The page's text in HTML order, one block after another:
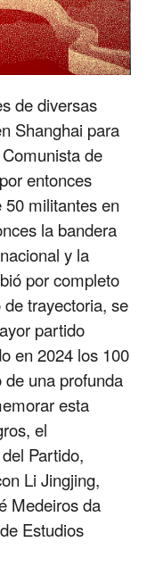
de diversas
Shanghai para
de
entonces
militantes en
la bandera
y la
por completo
trayectoria, se
partido
en 2024 los 100
una profunda
esta
el
Partido,
Li Jingjing,
Medeiros da
Estudios